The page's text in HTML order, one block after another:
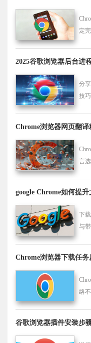
定
2025谷歌浏览器后台进
分
技
Chrome浏览器网页翻
言
google Chrome如何提
下
与
Chrome浏览器下载任
络
谷歌浏览器插件安装步